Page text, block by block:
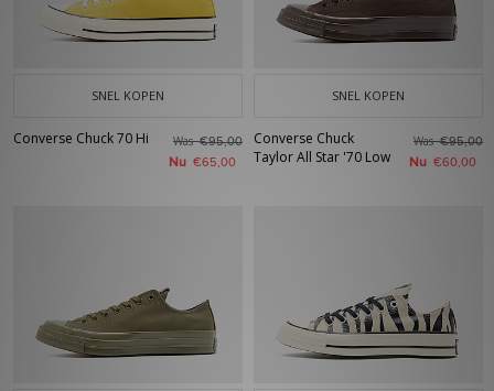
SNEL KOPEN
Converse Chuck 70 Hi Was€95,00
Nu €65,00
SNEL KOPEN
Converse Chuck
Taylor All Star '70 Low
Was€95,00
Nu €60,00